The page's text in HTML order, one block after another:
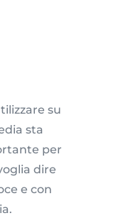
su
sta
per
dire
e con